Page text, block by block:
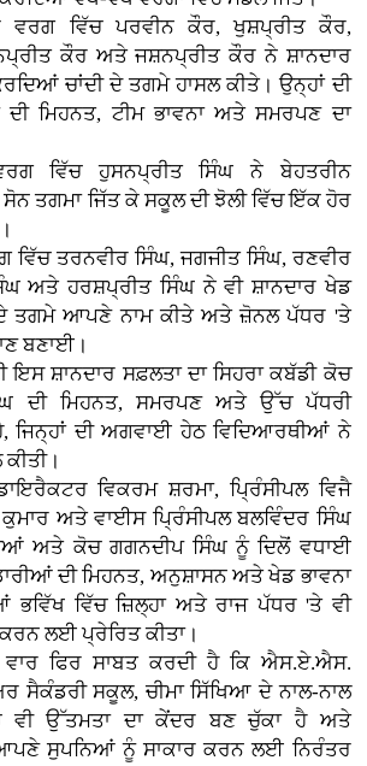
ਵਰਗ ਵਿੱਚ ਪਰਵੀਨ ਕੌਰ, ਖੁਸ਼ਪ੍ਰੀਤ ਕੌਰ,
ਕੌਰ ਅਤੇ ਜਸ਼ਨਪ੍ਰੀਤ ਕੌਰ ਨੇ ਸ਼ਾਨਦਾਰ
ਚਾਂਦੀ ਦੇ ਤਗਮੇ ਹਾਸਲ ਕੀਤੇ। ਉਨ੍ਹਾਂ ਦੀ
ਮਿਹਨਤ, ਟੀਮ ਭਾਵਨਾ ਅਤੇ ਸਮਰਪਣ ਦਾ
ਵਿੱਚ ਹੁਸਨਪ੍ਰੀਤ ਸਿੰਘ ਨੇ ਬੇਹਤਰੀਨ
ਤਗਮਾ ਜਿੱਤ ਕੇ ਸਕੂਲ ਦੀ ਝੋਲੀ ਵਿੱਚ ਇੱਕ ਹੋਰ
ਤਰਨਵੀਰ ਸਿੰਘ, ਜਗਜੀਤ ਸਿੰਘ, ਰਣਵੀਰ
ਅਤੇ ਹਰਸ਼ਪ੍ਰੀਤ ਸਿੰਘ ਨੇ ਵੀ ਸ਼ਾਨਦਾਰ ਖੇਡ
ਦੇ ਤਗਮੇ ਆਪਣੇ ਨਾਮ ਕੀਤੇ ਅਤੇ ਜ਼ੋਨਲ ਪੱਧਰ 'ਤੇ
ਬਣਾਈ।
ਇਸ ਸ਼ਾਨਦਾਰ ਸਫ਼ਲਤਾ ਦਾ ਸਿਹਰਾ ਕਬੱਡੀ ਕੋਚ
ਦੀ ਮਿਹਨਤ, ਸਮਰਪਣ ਅਤੇ ਉੱਚ ਪੱਧਰੀ
ਜਿਨ੍ਹਾਂ ਦੀ ਅਗਵਾਈ ਹੇਠ ਵਿਦਿਆਰਥੀਆਂ ਨੇ
ਵਿਕਰਮ ਸ਼ਰਮਾ, ਪ੍ਰਿੰਸੀਪਲ ਵਿਜੈ
ਅਤੇ ਵਾਈਸ ਪ੍ਰਿੰਸੀਪਲ ਬਲਵਿੰਦਰ ਸਿੰਘ
ਅਤੇ ਕੋਚ ਗਗਨਦੀਪ ਸਿੰਘ ਨੂੰ ਦਿਲੋਂ ਵਧਾਈ
ਦੀ ਮਿਹਨਤ, ਅਨੁਸ਼ਾਸਨ ਅਤੇ ਖੇਡ ਭਾਵਨਾ
ਭਵਿੱਖ ਵਿੱਚ ਜ਼ਿਲ੍ਹਾ ਅਤੇ ਰਾਜ ਪੱਧਰ 'ਤੇ ਵੀ
ਲਈ ਪ੍ਰੇਰਿਤ ਕੀਤਾ।
ਫਿਰ ਸਾਬਤ ਕਰਦੀ ਹੈ ਕਿ ਐਸ.ਏ.ਐਸ.
ਸੈਕੰਡਰੀ ਸਕੂਲ, ਚੀਮਾ ਸਿੱਖਿਆ ਦੇ ਨਾਲ-ਨਾਲ
ਵੀ ਉੱਤਮਤਾ ਦਾ ਕੇਂਦਰ ਬਣ ਚੁੱਕਾ ਹੈ ਅਤੇ
ਸੁਪਨਿਆਂ ਨੂੰ ਸਾਕਾਰ ਕਰਨ ਲਈ ਨਿਰੰਤਰ